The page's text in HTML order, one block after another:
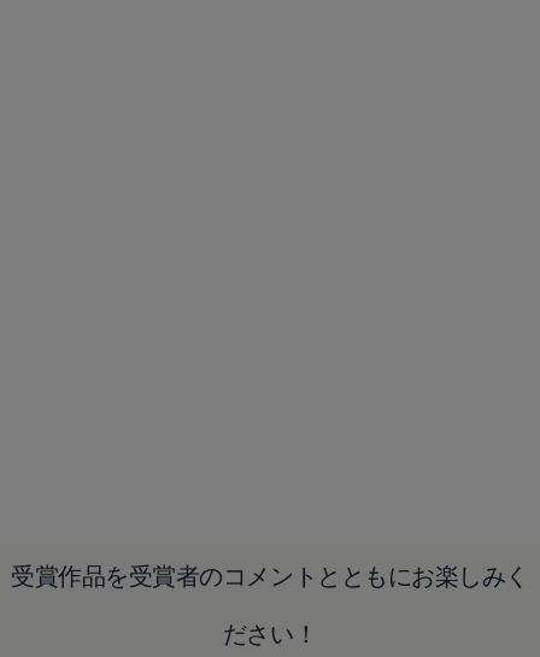
受賞作品を受賞者のコメントとともにお楽しみく
ださい！